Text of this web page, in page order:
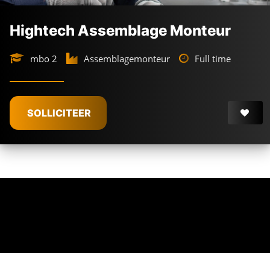
Hightech Assemblage Monteur
mbo 2 Assemblagemonteur Full time
SOLLICITEER